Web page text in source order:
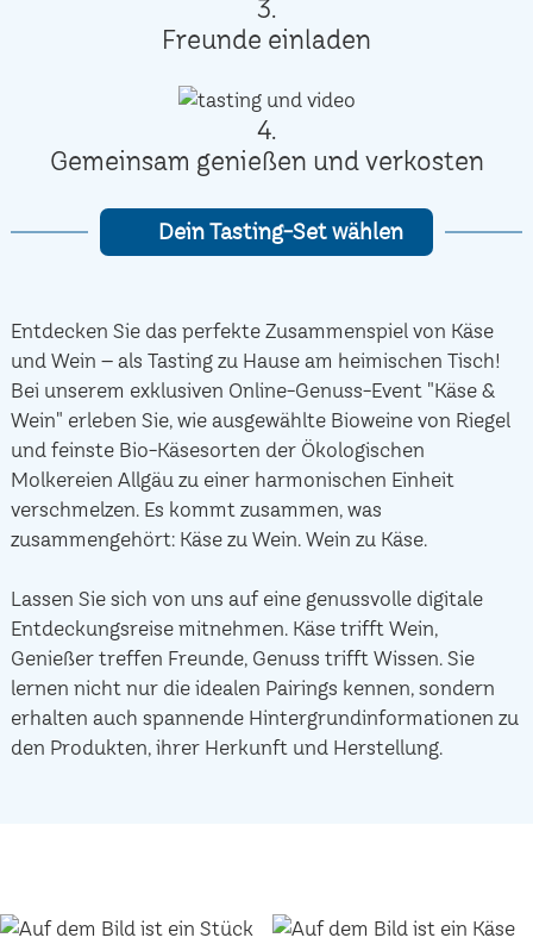
3.
Freunde einladen
4.
Gemeinsam genießen und verkosten
Dein Tasting-Set wählen
Entdecken Sie das perfekte Zusammenspiel von Käse
und Wein – als Tasting zu Hause am heimischen Tisch!
Bei unserem exklusiven Online-Genuss-Event "Käse &
Wein" erleben Sie, wie ausgewählte Bioweine von Riegel
und feinste Bio-Käsesorten der Ökologischen
Molkereien Allgäu zu einer harmonischen Einheit
verschmelzen. Es kommt zusammen, was
zusammengehört: Käse zu Wein. Wein zu Käse.
Lassen Sie sich von uns auf eine genussvolle digitale
Entdeckungsreise mitnehmen. Käse trifft Wein,
Genießer treffen Freunde, Genuss trifft Wissen. Sie
lernen nicht nur die idealen Pairings kennen, sondern
erhalten auch spannende Hintergrundinformationen zu
den Produkten, ihrer Herkunft und Herstellung.